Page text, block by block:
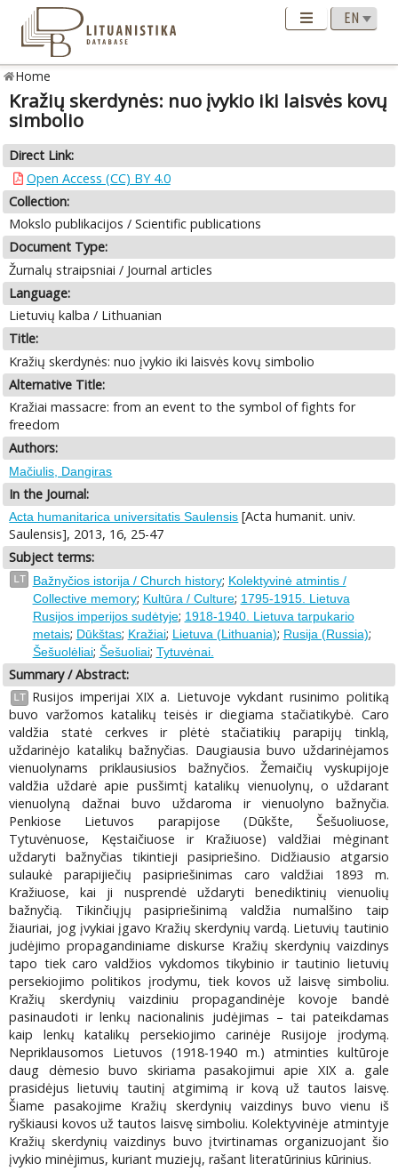
Home
Kražių skerdynės: nuo įvykio iki laisvės kovų
simbolio
Direct Link:
Open Access (CC) BY 4.0
Collection:
Mokslo publikacijos / Scientific publications
Document Type:
Žurnalų straipsniai / Journal articles
Language:
Lietuvių kalba / Lithuanian
Title:
Kražių skerdynės: nuo įvykio iki laisvės kovų simbolio
Alternative Title:
Kražiai massacre: from an event to the symbol of fights for
freedom
Authors:
Mačiulis, Dangiras
In the Journal:
Acta humanitarica universitatis Saulensis [Acta humanit. univ.
Saulensis], 2013, 16, 25-47
Subject terms:
LT Bažnyčios istorija / Church history; Kolektyvinė atmintis /
Collective memory; Kultūra / Culture; 1795-1915. Lietuva
Rusijos imperijos sudėtyje; 1918-1940. Lietuva tarpukario
metais; Dūkštas; Kražiai; Lietuva (Lithuania); Rusija (Russia);
Šešuolėliai; Šešuoliai; Tytuvėnai.
Summary / Abstract:
LT
Rusijos imperijai XIX a. Lietuvoje vykdant rusinimo politiką
buvo varžomos katalikų teisės ir diegiama stačiatikybė. Caro
valdžia statė cerkves ir plėtė stačiatikių parapijų tinklą,
uždarinėjo katalikų bažnyčias. Daugiausia buvo uždarinėjamos
vienuolynams priklausiusios bažnyčios. Žemaičių vyskupijoje
valdžia uždarė apie pusšimtį katalikų vienuolynų, o uždarant
vienuolyną dažnai buvo uždaroma ir vienuolyno bažnyčia.
Penkiose Lietuvos parapijose (Dūkšte, Šešuoliuose,
Tytuvėnuose, Kęstaičiuose ir Kražiuose) valdžiai mėginant
uždaryti bažnyčias tikintieji pasipriešino. Didžiausio atgarsio
sulaukė parapijiečių pasipriešinimas caro valdžiai 1893 m.
Kražiuose, kai ji nusprendė uždaryti benediktinių vienuolių
bažnyčią. Tikinčiųjų pasipriešinimą valdžia numalšino taip
žiauriai, jog įvykiai įgavo Kražių skerdynių vardą. Lietuvių tautinio
judėjimo propagandiniame diskurse Kražių skerdynių vaizdinys
tapo tiek caro valdžios vykdomos tikybinio ir tautinio lietuvių
persekiojimo politikos įrodymu, tiek kovos už laisvę simboliu.
Kražių skerdynių vaizdiniu propagandinėje kovoje bandė
pasinaudoti ir lenkų nacionalinis judėjimas – tai pateikdamas
kaip lenkų katalikų persekiojimo carinėje Rusijoje įrodymą.
Nepriklausomos Lietuvos (1918-1940 m.) atminties kultūroje
daug dėmesio buvo skiriama pasakojimui apie XIX a. gale
prasidėjus lietuvių tautinį atgimimą ir kovą už tautos laisvę.
Šiame pasakojime Kražių skerdynių vaizdinys buvo vienu iš
ryškiausi kovos už tautos laisvę simboliu. Kolektyvinėje atmintyje
Kražių skerdynių vaizdinys buvo įtvirtinamas organizuojant šio
įvykio minėjimus, kuriant muziejų, rašant literatūrinius kūrinius.